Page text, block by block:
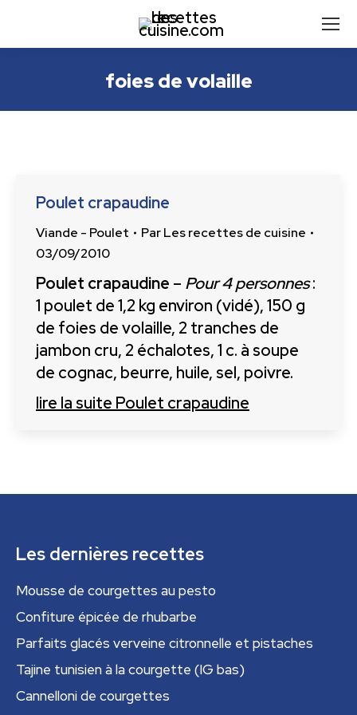
foies de volaille
Poulet crapaudine
Viande - Poulet ParLes recettes de cuisine
03/09/2010
Poulet crapaudine – Pour 4 personnes:
1 poulet de 1,2 kg environ (vidé), 150 g
de foies de volaille, 2 tranches de
jambon cru, 2 échalotes, 1 c. à soupe
de cognac, beurre, huile, sel, poivre.
lire la suite Poulet crapaudine
Les dernières recettes
Mousse de courgettes au pesto
Confiture épicée de rhubarbe
Parfaits glacés verveine citronnelle et pistaches
Tajine tunisien à la courgette (IG bas)
Cannelloni de courgettes